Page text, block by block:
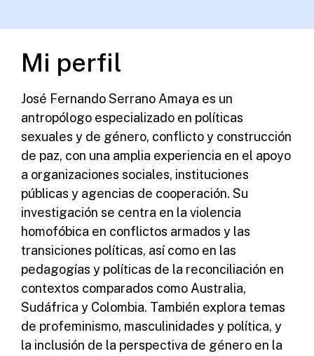
Mi perfil
José Fernando Serrano Amaya es un
antropólogo especializado en políticas
sexuales y de género, conflicto y construcción
de paz, con una amplia experiencia en el apoyo
a organizaciones sociales, instituciones
públicas y agencias de cooperación. Su
investigación se centra en la violencia
homofóbica en conflictos armados y las
transiciones políticas, así como en las
pedagogías y políticas de la reconciliación en
contextos comparados como Australia,
Sudáfrica y Colombia. También explora temas
de profeminismo, masculinidades y política, y
la inclusión de la perspectiva de género en la